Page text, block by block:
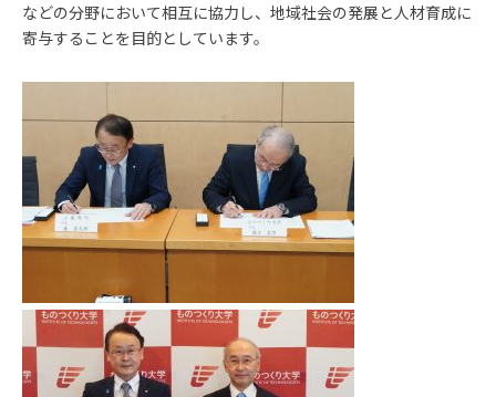
などの分野において相互に協力し、地域社会の発展と人材育成に
寄与することを目的としています。